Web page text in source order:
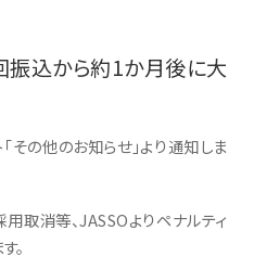
振込から約1か月後に大
その他のお知らせ」より通知しま
取消等、JASSOよりペナルティ
。